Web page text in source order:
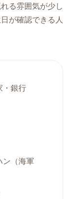
る雰囲気が少し
が確認できる人
・銀行
ン（海軍